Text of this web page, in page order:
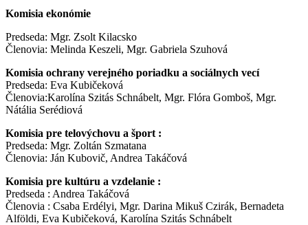
Komisia ekonómie
Predseda: Mgr. Zsolt Kilacsko
Členovia: Melinda Keszeli, Mgr. Gabriela Szuhová
Komisia ochrany verejného poriadku a sociálnych vecí
Predseda: Eva Kubičeková
Členovia:Karolína Szitás Schnábelt, Mgr. Flóra Gomboš, Mgr.
Nátália Serédiová
Komisia pre telovýchovu a šport :
Predseda: Mgr. Zoltán Szmatana
Členovia: Ján Kubovič, Andrea Takáčová
Komisia pre kultúru a vzdelanie :
Predseda : Andrea Takáčová
Členovia : Csaba Erdélyi, Mgr. Darina Mikuš Czirák, Bernadeta
Alföldi, Eva Kubičeková, Karolína Szitás Schnábelt